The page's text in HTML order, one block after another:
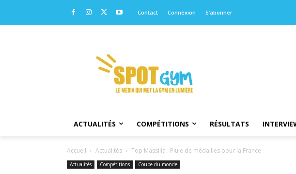
Contact Connexion S’abonner
ACTUALITÉS COMPÉTITIONS RÉSULTATS
Accueil Actualités Top Massilia : Pluie de médailles pour la France
Actualités Compétitions Coupe du monde